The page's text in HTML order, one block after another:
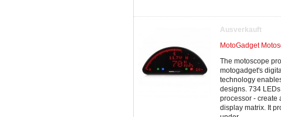
Ausverkauft
MotoGadget
The motoscope
motogadget's
technology
designs. 734
processor - create
display matrix. It